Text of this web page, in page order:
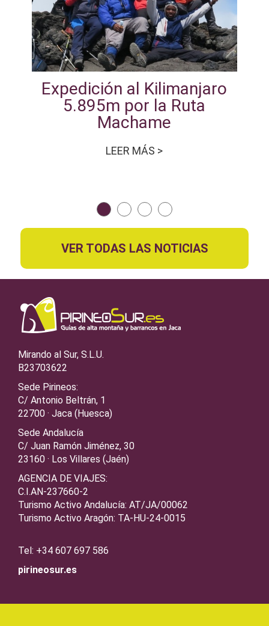
Expedición al Kilimanjaro
5.895m por la Ruta
Machame
LEER MÁS >
VER TODAS LAS NOTICIAS
Mirando al Sur, S.L.U.
B23703622
Sede Pirineos:
C/ Antonio Beltrán, 1
22700 · Jaca (Huesca)
Sede Andalucía
C/ Juan Ramón Jiménez, 30
23160 · Los Villares (Jaén)
AGENCIA DE VIAJES:
C.I.AN-237660-2
Turismo Activo Andalucía: AT/JA/00062
Turismo Activo Aragón: TA-HU-24-0015
Tel: +34 607 697 586
pirineosur.es